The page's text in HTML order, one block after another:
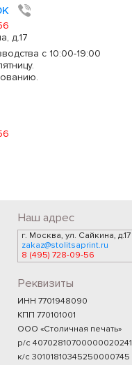
д.17
с 10:00-19:00
Наш адрес
г. Москва, ул. Сайкина, д.17
zakaz@stolitsaprint.ru
8 (495) 728-09-56
Реквизиты
ИНН 7701948090
КПП 770101001
ООО «Столичная печать»
р/с 40702810700000020241
к/с 30101810345250000745